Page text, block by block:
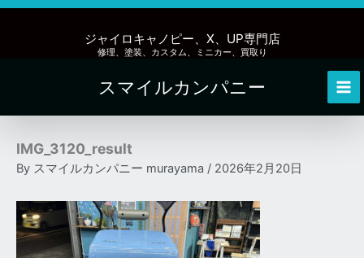
内
ッ
ジャイロキャノピー、X、UP専門店
修理、塗装、カスタム、ミニカー、買取り
スマイルカンパニー
IMG_3120_result
By スマイルカンパニー murayama / 2026年2月20日